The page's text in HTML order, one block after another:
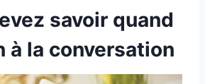
savoir quand
à la conversation